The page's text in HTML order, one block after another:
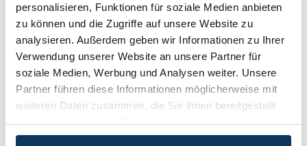
personalisieren, Funktionen für soziale Medien anbieten
zu können und die Zugriffe auf unsere Website zu
analysieren. Außerdem geben wir Informationen zu Ihrer
Verwendung unserer Website an unsere Partner für
soziale Medien, Werbung und Analysen weiter. Unsere
Partner führen diese Informationen möglicherweise mit
weiteren Daten zusammen, die Sie ihnen bereitgestellt
haben oder die sie im Rahmen Ihrer Nutzung der Dienste
gesammelt haben.
Nr. 3 / September 2012
Nr. 2 / Juni 2012
Nr. 1 / März 2012
Nr. 4 / Dezember 2011
Nr. 3 / September 2011